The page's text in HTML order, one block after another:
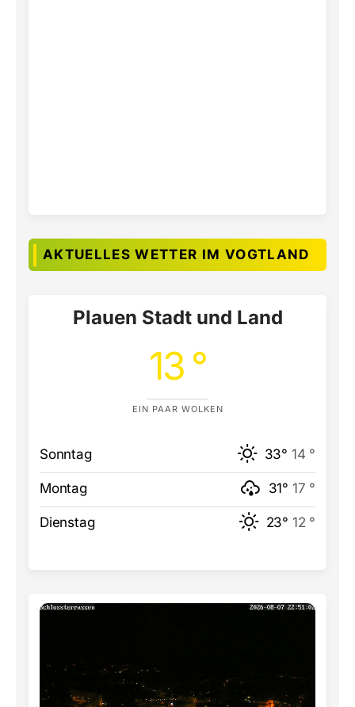
AKTUELLES WETTER IM VOGTLAND
Plauen Stadt und Land
13 °
EIN PAAR WOLKEN
Sonntag 33° 14 °
Montag 31° 17 °
Dienstag 23° 12 °